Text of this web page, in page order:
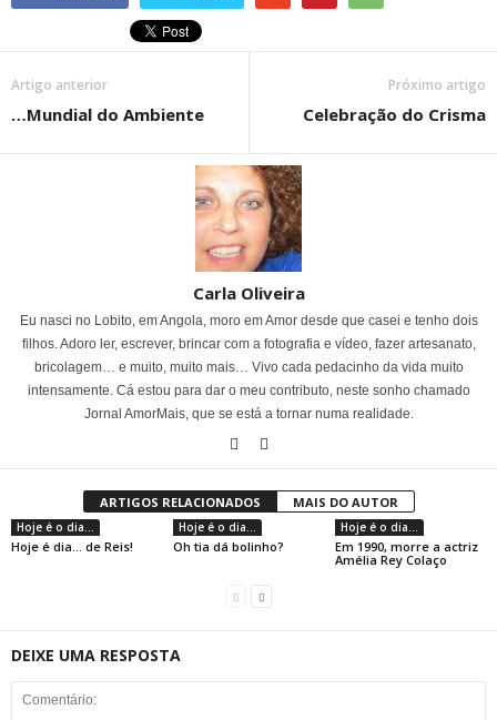
Artigo anterior
…Mundial do Ambiente
Próximo artigo
Celebração do Crisma
Carla Oliveira
Eu nasci no Lobito, em Angola, moro em Amor desde que casei e tenho dois
filhos. Adoro ler, escrever, brincar com a fotografia e vídeo, fazer artesanato,
bricolagem… e muito, muito mais… Vivo cada pedacinho da vida muito
intensamente. Cá estou para dar o meu contributo, neste sonho chamado
Jornal AmorMais, que se está a tornar numa realidade.
ARTIGOS RELACIONADOS MAIS DO AUTOR
Hoje é o dia...
Hoje é dia… de Reis!
Hoje é o dia...
Oh tia dá bolinho?
Hoje é o dia...
Em 1990, morre a actriz
Amélia Rey Colaço
DEIXE UMA RESPOSTA